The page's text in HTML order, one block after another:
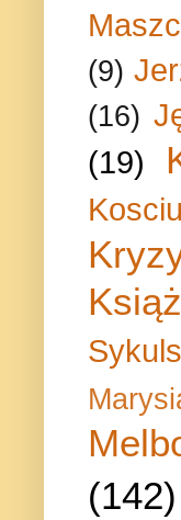
(9)
(16)
(19)
(142)